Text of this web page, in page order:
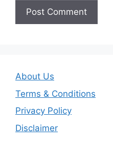
About Us
Terms & Conditions
Privacy Policy
Disclaimer